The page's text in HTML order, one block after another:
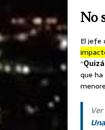
No
El jefe
“
que